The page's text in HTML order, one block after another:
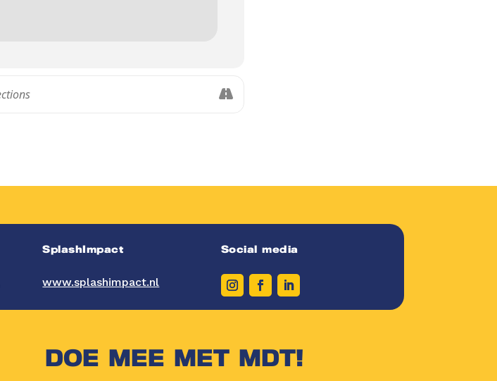
SplashImpact
www.splashimpact.nl
Social media
DOE MEE MET MDT!